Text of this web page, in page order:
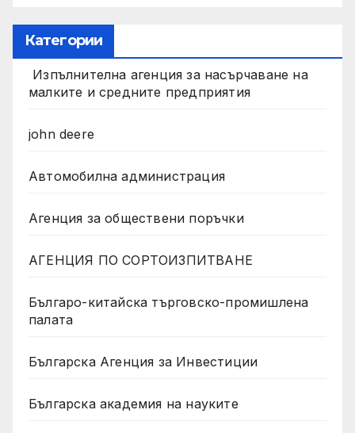
Категории
Изпълнителна агенция за насърчаване на
малките и средните предприятия
john deere
Автомобилна администрация
Агенция за обществени поръчки
АГЕНЦИЯ ПО СОРТОИЗПИТВАНЕ
Българо-китайска търговско-промишлена
палата
Българска Агенция за Инвестиции
Българска академия на науките